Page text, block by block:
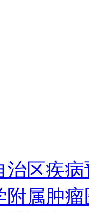
治区疾
附属肿